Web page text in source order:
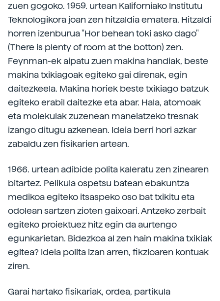
zuen gogoko. 1959. urtean Kaliforniako Institutu
Teknologikora joan zen hitzaldia ematera. Hitzaldi
horren izenburua "Hor behean toki asko dago"
(There is plenty of room at the botton) zen.
Feynman-ek aipatu zuen makina handiak, beste
makina txikiagoak egiteko gai direnak, egin
daitezkeela. Makina horiek beste txikiago batzuk
egiteko erabil daitezke eta abar. Hala, atomoak
eta molekulak zuzenean maneiatzeko tresnak
izango ditugu azkenean. Ideia berri hori azkar
zabaldu zen fisikarien artean.
1966. urtean adibide polita kaleratu zen zinearen
bitartez. Pelikula ospetsu batean ebakuntza
medikoa egiteko itsaspeko oso bat txikitu eta
odolean sartzen zioten gaixoari. Antzeko zerbait
egiteko proiektuez hitz egin da aurtengo
egunkarietan. Bidezkoa al zen hain makina txikiak
egitea? Ideia polita izan arren, fikzioaren kontuak
ziren.
Garai hartako fisikariak, ordea, partikula